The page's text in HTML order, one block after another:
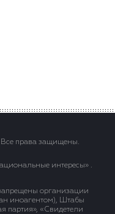
права защищены.
интересы» .
организации
иноагентом), Штабы
партия», «Свидетели